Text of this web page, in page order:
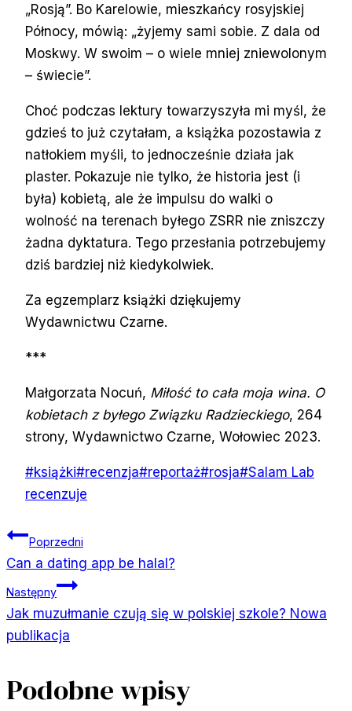
„Rosją”. Bo Karelowie, mieszkańcy rosyjskiej
Północy, mówią: „żyjemy sami sobie. Z dala od
Moskwy. W swoim – o wiele mniej zniewolonym
– świecie”.
Choć podczas lektury towarzyszyła mi myśl, że
gdzieś to już czytałam, a książka pozostawia z
natłokiem myśli, to jednocześnie działa jak
plaster. Pokazuje nie tylko, że historia jest (i
była) kobietą, ale że impulsu do walki o
wolność na terenach byłego ZSRR nie zniszczy
żadna dyktatura. Tego przesłania potrzebujemy
dziś bardziej niż kiedykolwiek.
Za egzemplarz książki dziękujemy
Wydawnictwu Czarne.
***
Małgorzata Nocuń, Miłość to cała moja wina. O
kobietach z byłego Związku Radzieckiego, 264
strony, Wydawnictwo Czarne, Wołowiec 2023.
Tagi
wpisu:
#książki#recenzja#reportaż#rosja#Salam Lab
recenzuje
Nawigacja
wpisu
Poprzedni
Can a dating app be halal?
Następny
Jak muzułmanie czują się w polskiej szkole? Nowa
publikacja
Podobne wpisy